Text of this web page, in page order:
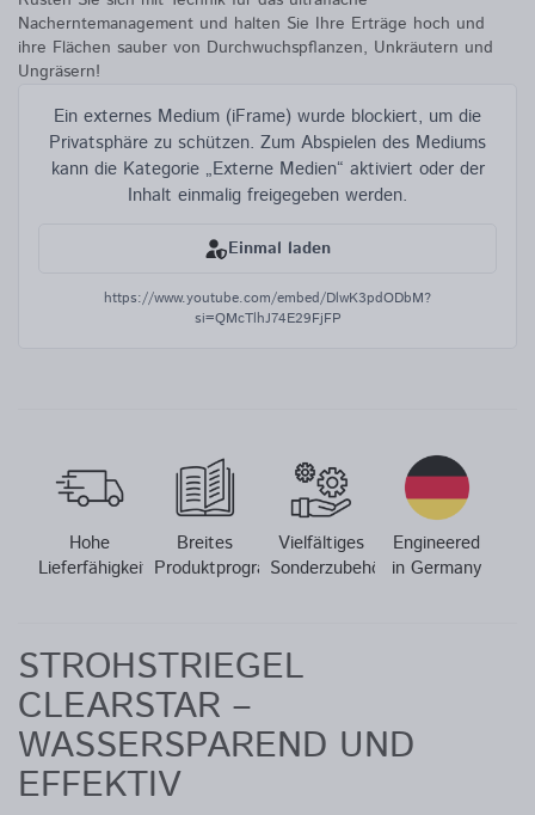
Nacherntemanagement und halten Sie Ihre Erträge hoch und
ihre Flächen sauber von Durchwuchspflanzen, Unkräutern und
Ungräsern!
Ein externes Medium (iFrame) wurde blockiert, um die
Privatsphäre zu schützen. Zum Abspielen des Mediums
kann die Kategorie „Externe Medien“ aktiviert oder der
Inhalt einmalig freigegeben werden.
Einmal laden
https://www.youtube.com/embed/DlwK3pdODbM?
si=QMcTlhJ74E29FjFP
Hohe
Lieferfähigkeit
Breites
Produktprogramm
Vielfältiges
Sonderzubehör
Engineered
in Germany
STROHSTRIEGEL
CLEARSTAR –
WASSERSPAREND UND
EFFEKTIV